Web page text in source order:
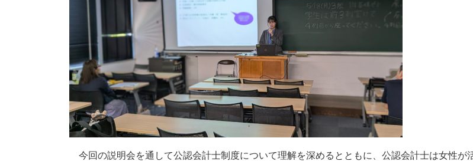
今回の説明会を通して公認会計士制度について理解を深めるとともに、公認会計士は女性が